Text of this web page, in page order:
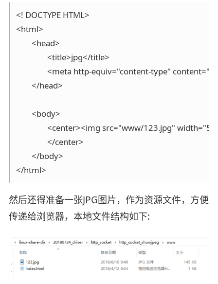
<! DOCTYPE HTML>
<html>
然后还得准备一张JPG图片，作为资源文件，方便
传递给浏览器，本地文件结构如下: